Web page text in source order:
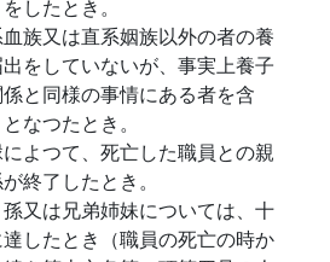
したとき。
族又は直系姻族以外の者の養
をしていないが、事実上養子
と同様の事情にある者を含
なつたとき。
よつて、死亡した職員との親
終了したとき。
又は兄弟姉妹については、十
したとき（職員の死亡の時か